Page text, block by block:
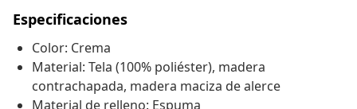
Especificaciones
Color: Crema
Material: Tela (100% poliéster), madera
contrachapada, madera maciza de alerce
Material de relleno: Espuma